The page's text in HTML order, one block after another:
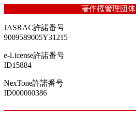
著作権管理団体
JASRAC許諾番号
9009589005Y31215
e-License許諾番号
ID15884
NexTone許諾番号
ID000000386